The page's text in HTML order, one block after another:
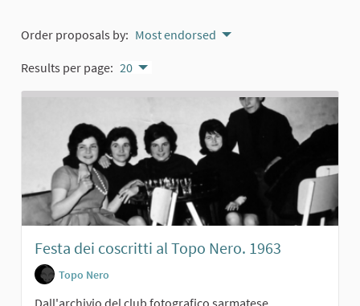
Order proposals by: Most endorsed
Results per page: 20
Festa dei coscritti al Topo Nero. 1963
Topo Nero